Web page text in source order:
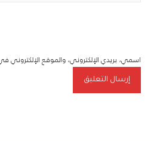
اسمي، بريدي الإلكتروني، والموقع